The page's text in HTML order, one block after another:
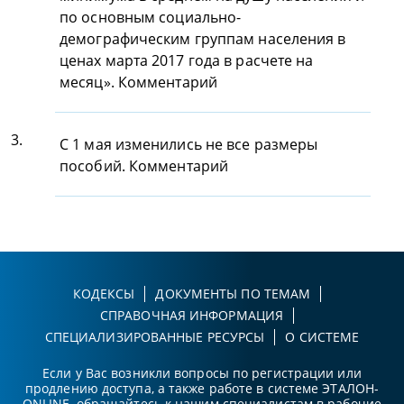
по основным социально-
демографическим группам населения в
ценах марта 2017 года в расчете на
месяц». Комментарий
3.
С 1 мая изменились не все размеры
пособий. Комментарий
КОДЕКСЫ
ДОКУМЕНТЫ ПО ТЕМАМ
СПРАВОЧНАЯ ИНФОРМАЦИЯ
СПЕЦИАЛИЗИРОВАННЫЕ РЕСУРСЫ
О СИСТЕМЕ
Если у Вас возникли вопросы по регистрации или
продлению доступа, а также работе в системе ЭТАЛОН-